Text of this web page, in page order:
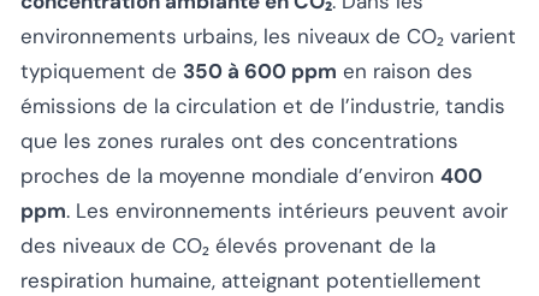
environnements urbains, les niveaux de CO₂ varient
typiquement de 350 à 600 ppm en raison des
émissions de la circulation et de l’industrie, tandis
que les zones rurales ont des concentrations
proches de la moyenne mondiale d’environ 400
ppm. Les environnements intérieurs peuvent avoir
des niveaux de CO₂ élevés provenant de la
respiration humaine, atteignant potentiellement